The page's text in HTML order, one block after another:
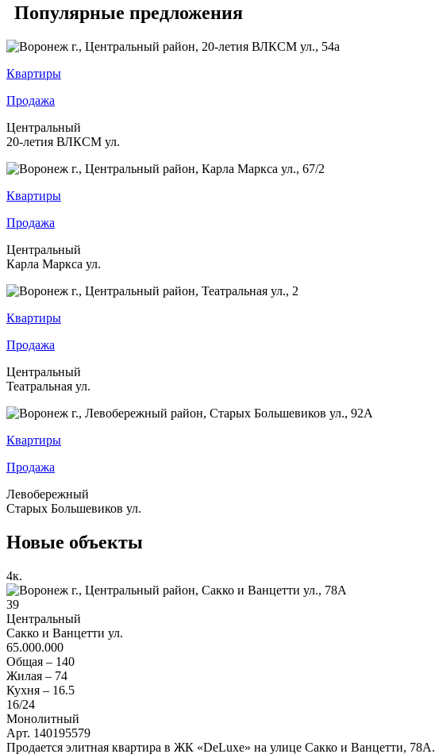
Популярные предложения
Квартиры
Продажа
Центральный
20-летия ВЛКСМ ул.
Квартиры
Продажа
Центральный
Карла Маркса ул.
Квартиры
Продажа
Центральный
Театральная ул.
Квартиры
Продажа
Левобережный
Старых Большевиков ул.
Новые объекты
4к.
39
Центральный
Сакко и Ванцетти ул.
65.000.000
Общая – 140
Жилая – 74
Кухня – 16.5
16/24
Монолитный
Арт. 140195579
Продается элитная квартира в ЖК «DeLuxe» на улице Сакко и Ванцетти, 78А.